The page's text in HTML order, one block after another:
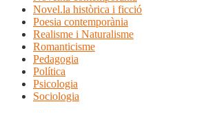
Novel.la històrica i ficció
Poesia contemporània
Realisme i Naturalisme
Romanticisme
Pedagogia
Política
Psicologia
Sociologia